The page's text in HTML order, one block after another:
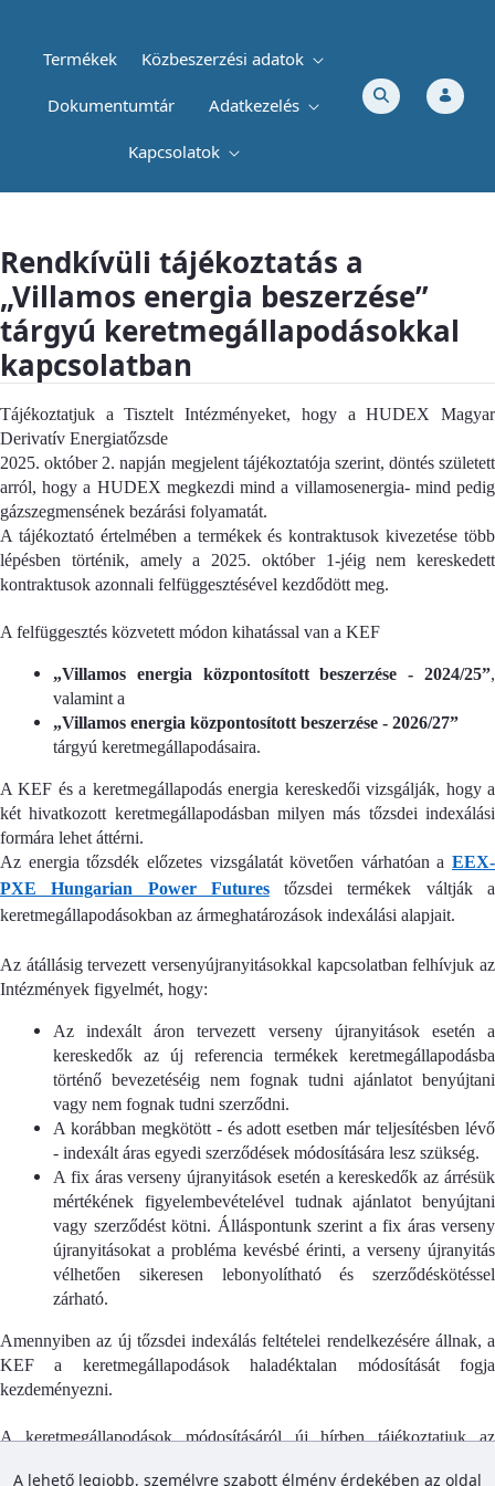
Termékek Közbeszerzési adatok
Dokumentumtár Adatkezelés
Kapcsolatok
Rendkívüli tájékoztatás a
„Villamos energia beszerzése”
tárgyú keretmegállapodásokkal
kapcsolatban
Tájékoztatjuk a Tisztelt Intézményeket, hogy a HUDEX Magyar
Derivatív Energiatőzsde
2025. október 2. napján megjelent tájékoztatója szerint, döntés született
arról, hogy a HUDEX megkezdi mind a villamosenergia- mind pedig
gázszegmensének bezárási folyamatát.
A tájékoztató értelmében a termékek és kontraktusok kivezetése több
lépésben történik, amely a 2025. október 1-jéig nem kereskedett
kontraktusok azonnali felfüggesztésével kezdődött meg.
A felfüggesztés közvetett módon kihatással van a KEF
„Villamos energia központosított beszerzése - 2024/25”,
valamint a
„Villamos energia központosított beszerzése - 2026/27”
tárgyú keretmegállapodásaira.
A KEF és a keretmegállapodás energia kereskedői vizsgálják, hogy a
két hivatkozott keretmegállapodásban milyen más tőzsdei indexálási
formára lehet áttérni.
Az energia tőzsdék előzetes vizsgálatát követően várhatóan a EEX-
PXE Hungarian Power Futurestőzsdei termékek váltják a
keretmegállapodásokban az ármeghatározások indexálási alapjait.
Az átállásig tervezett versenyújranyitásokkal kapcsolatban felhívjuk az
Intézmények figyelmét, hogy:
Az indexált áron tervezett verseny újranyitások esetén a
kereskedők az új referencia termékek keretmegállapodásba
történő bevezetéséig nem fognak tudni ajánlatot benyújtani
vagy nem fognak tudni szerződni.
A korábban megkötött - és adott esetben már teljesítésben lévő
- indexált áras egyedi szerződések módosítására lesz szükség.
A fix áras verseny újranyitások esetén a kereskedők az árrésük
mértékének figyelembevételével tudnak ajánlatot benyújtani
vagy szerződést kötni. Álláspontunk szerint a fix áras verseny
újranyitásokat a probléma kevésbé érinti, a verseny újranyitás
vélhetően sikeresen lebonyolítható és szerződéskötéssel
zárható.
Amennyiben az új tőzsdei indexálás feltételei rendelkezésére állnak, a
KEF a keretmegállapodások haladéktalan módosítását fogja
kezdeményezni.
A keretmegállapodások módosításáról új hírben tájékoztatjuk az
A lehető legjobb, személyre szabott élmény érdekében az oldal